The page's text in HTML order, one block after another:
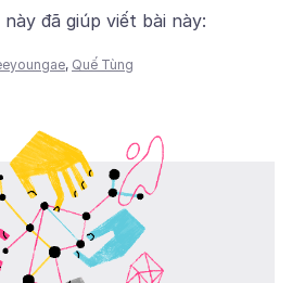
đã giúp viết bài này:
, Quế Tùng